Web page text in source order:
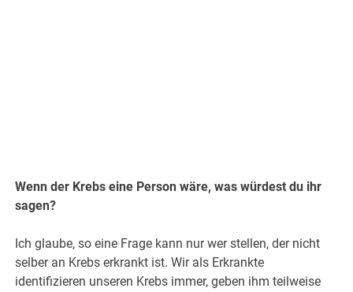
Wenn der Krebs eine Person wäre, was würdest du ihr
sagen?
Ich glaube, so eine Frage kann nur wer stellen, der nicht
selber an Krebs erkrankt ist. Wir als Erkrankte
identifizieren unseren Krebs immer, geben ihm teilweise